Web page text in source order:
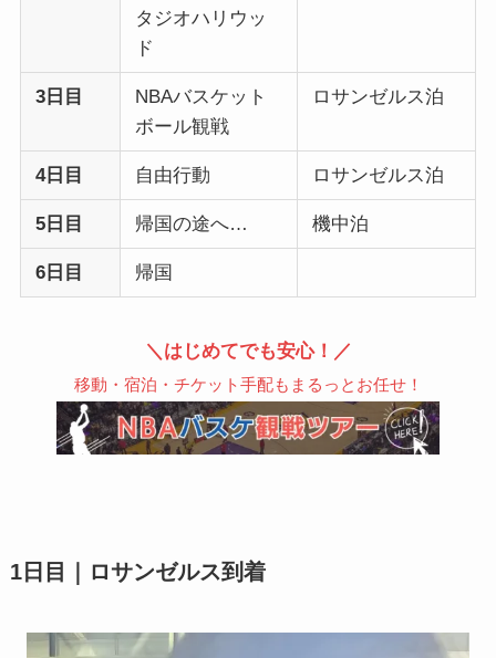
タジオハリウッ
ド
3日目
NBAバスケット
ボール観戦
ロサンゼルス泊
4日目 自由行動 ロサンゼルス泊
5日目 帰国の途へ… 機中泊
6日目 帰国
＼はじめてでも安心！／
移動・宿泊・チケット手配もまるっとお任せ！
1日目｜ロサンゼルス到着